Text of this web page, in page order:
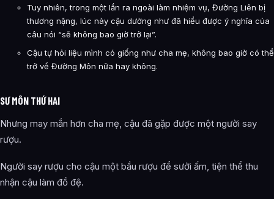
Tuy nhiên, trong một lần ra ngoài làm nhiệm vụ, Đường Liên bị
thương nặng, lúc này cậu dường như đã hiểu được ý nghĩa của
câu nói “sẽ không bao giờ trở lại”.
Cậu tự hỏi liệu mình có giống như cha mẹ, không bao giờ có thể
trở về Đường Môn nữa hay không.
SƯ MÔN THỨ HAI
Nhưng may mắn hơn cha mẹ, cậu đã gặp được một người say
rượu.
Người say rượu cho cậu một bầu rượu để sưởi ấm, tiện thể thu
nhận cậu làm đồ đệ.